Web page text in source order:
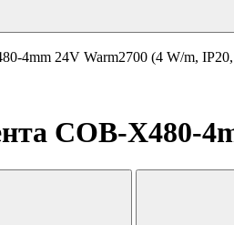
4mm 24V Warm2700 (4 W/m,
COB-X480-